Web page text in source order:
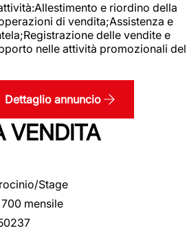
e riordino della
di vendita;Assistenza e
delle vendite e
nelle attività promozionali del
Dettaglio annuncio
VENDITA
Stage
700 mensile